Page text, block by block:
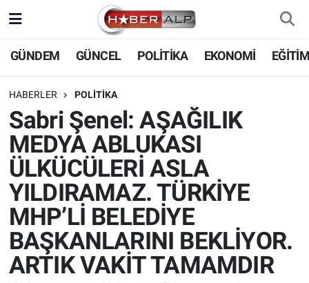
GÜNDEM GÜNCEL POLİTİKA EKONOMİ
HABERLER POLİTİKA
Sabri Şenel: AŞAĞILIK
MEDYA ABLUKASI
ÜLKÜCÜLERİ ASLA
YILDIRAMAZ. TÜRKİYE
MHP’Lİ BELEDİYE
BAŞKANLARINI BEKLİYOR.
ARTIK VAKİT TAMAMDIR
Nöbetçi Eczaneler
Hava Durumu
Trafik Durumu
Süper Lig Puan Durumu ve Fikstür
Tüm Manşetler
Son Dakika Haberleri
Haber Arşivi